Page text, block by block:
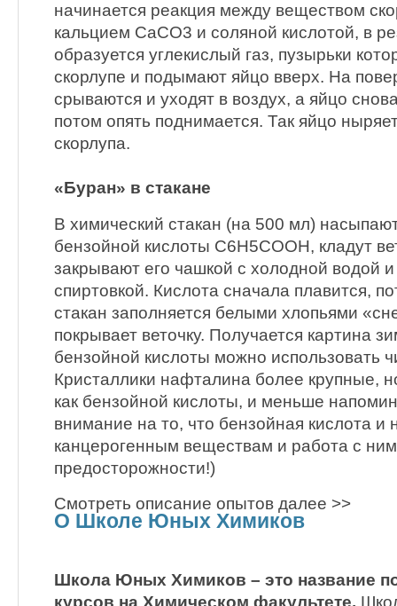
начинается реакция между веществом
кальцием CaCO3 и соляной кислотой, в
образуется углекислый газ, пузырьки
скорлупе и подымают яйцо вверх. На
срываются и уходят в воздух, а яйцо
потом опять поднимается. Так яйцо
скорлупа.
«Буран» в стакане
В химический стакан (на 500 мл)
бензойной кислоты C6H5COOH, кладут
закрывают его чашкой с холодной водой
спиртовкой. Кислота сначала плавится,
стакан заполняется белыми хлопьями
покрывает веточку. Получается картина
бензойной кислоты можно использовать
Кристаллики нафталина более крупные,
как бензойной кислоты, и меньше
внимание на то, что бензойная кислота и
канцерогенным веществам и работа с
предосторожности!)
Смотреть описание опытов далее >>
О Школе Юных Химиков
Школа Юных Химиков – это название
курсов на Химическом факультете.